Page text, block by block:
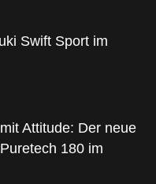
Swift Sport im
Attitude: Der neue
180 im